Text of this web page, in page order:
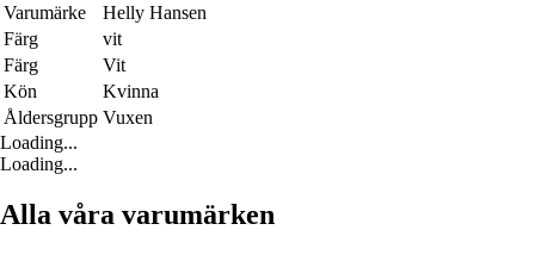
Varumärke
Helly Hansen
Färg
vit
Färg
Vit
Kön
Kvinna
Åldersgrupp Vuxen
Loading...
Loading...
Alla våra varumärken